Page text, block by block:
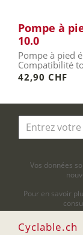
Pompe à
10.0
Pompe à pied
Compatibilité
42,90 CHF
Vos données
Pour en savoir
Cyclable.ch